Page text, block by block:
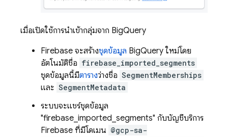
เมื่อเปิดใช้การนําเข้ากลุ่มจาก BigQuery
Firebase จะสร้างชุดข้อมูล BigQuery ใหม่โดย
อัตโนมัติชื่อ firebase_imported_segments
ชุดข้อมูลนี้มีตารางว่างชื่อ SegmentMemberships
และ SegmentMetadata
ระบบจะแชร์ชุดข้อมูล
"firebase_imported_segments" กับบัญชีบริการ
Firebase ที่มีโดเมน @gcp-sa-